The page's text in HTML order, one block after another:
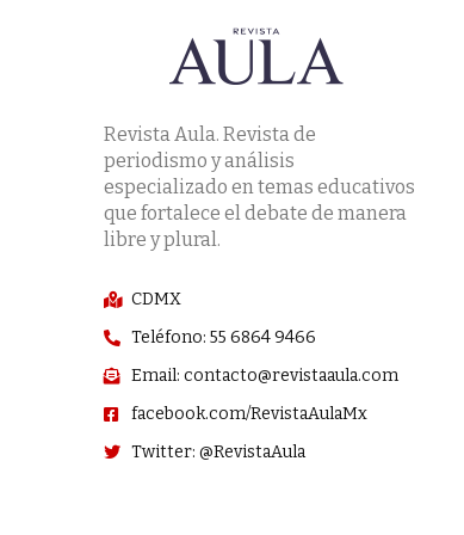
Revista Aula. Revista de
periodismo y análisis
especializado en temas educativos
que fortalece el debate de manera
libre y plural.
CDMX
Teléfono: 55 6864 9466
Email: contacto@revistaaula.com
facebook.com/RevistaAulaMx
Twitter: @RevistaAula